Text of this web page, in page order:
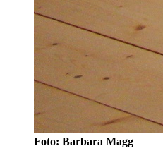
Foto: Barbara Magg